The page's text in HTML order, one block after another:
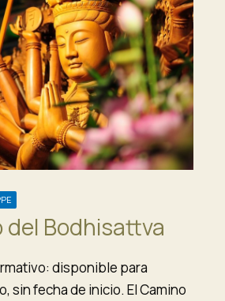
del Bodhisattva
disponible para
sin fecha de inicio. El Camino